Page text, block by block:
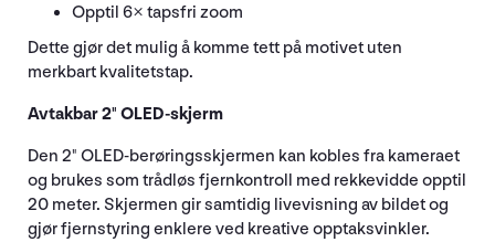
Opptil 6× tapsfri zoom
Dette gjør det mulig å komme tett på motivet uten
merkbart kvalitetstap.
Avtakbar 2" OLED-skjerm
Den 2" OLED-berøringsskjermen kan kobles fra kameraet
og brukes som trådløs fjernkontroll med rekkevidde opptil
20 meter. Skjermen gir samtidig livevisning av bildet og
gjør fjernstyring enklere ved kreative opptaksvinkler.